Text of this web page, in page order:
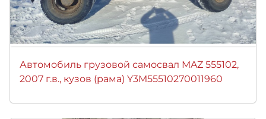
Автомобиль грузовой самосвал MAZ 555102,
2007 г.в., кузов (рама) Y3M55510270011960